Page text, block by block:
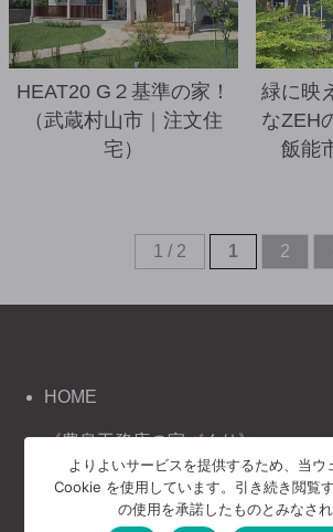
HEAT20 G２基準の家！
（武蔵村山市｜注文住
宅）
緑に映
なZEH
飯能
1 / 2 1 2
HOME
《豊泉工務店の家づくり》
コンセプト
施工事例
お客様の声
よりよいサービスを提供するため、当ウ
Cookie を使用しています。引き続き閲覧
の使用を承諾したものとみなされ